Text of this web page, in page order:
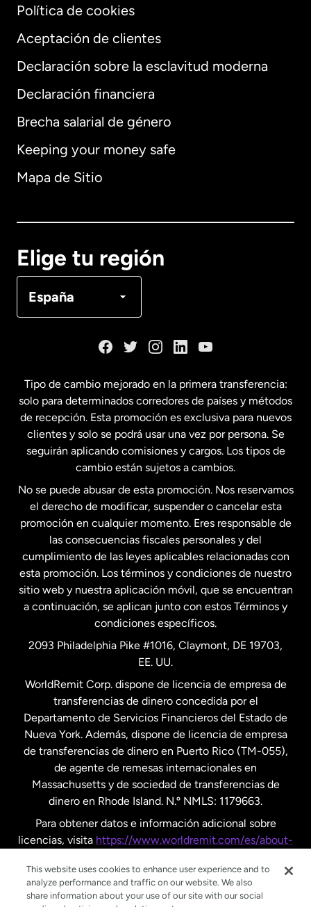
Política de cookies
Aceptación de clientes
Declaración sobre la esclavitud moderna
Declaración financiera
Brecha salarial de género
Keeping your money safe
Mapa de Sitio
Elige tu región
España
Internacional English
Alemania
Français
Estados Unidos English
Estados Unidos Español
Francia
Malasia
Nueva Zelanda
Países Bajos
Suecia
Tipo de cambio mejorado en la primera transferencia:
solo para determinados corredores de países y métodos
de recepción. Esta promoción es exclusiva para nuevos
clientes y solo se podrá usar una vez por persona. Se
seguirán aplicando comisiones y cargos. Los tipos de
cambio están sujetos a cambios.
No se puede abusar de esta promoción. Nos reservamos
el derecho de modificar, suspender o cancelar esta
promoción en cualquier momento. Eres responsable de
las consecuencias fiscales personales y del
cumplimiento de las leyes aplicables relacionadas con
esta promoción. Los términos y condiciones de nuestro
sitio web y nuestra aplicación móvil, que se encuentran
a continuación, se aplican junto con estos Términos y
condiciones específicos.
2093 Philadelphia Pike #1016, Claymont, DE 19703,
EE. UU.
WorldRemit Corp. dispone de licencia de empresa de
transferencias de dinero concedida por el
Departamento de Servicios Financieros del Estado de
Nueva York. Además, dispone de licencia de empresa
de transferencias de dinero en Puerto Rico (TM-055),
de agente de remesas internacionales en
Massachusetts y de sociedad de transferencias de
dinero en Rhode Island. N.º NMLS: 1179663.
Para obtener datos e información adicional sobre
licencias, visita https://www.worldremit.com/es/about-
This website uses cookies to enhance user experience and to
analyze performance and traffic on our website. We also
share information about your use of our site with our social